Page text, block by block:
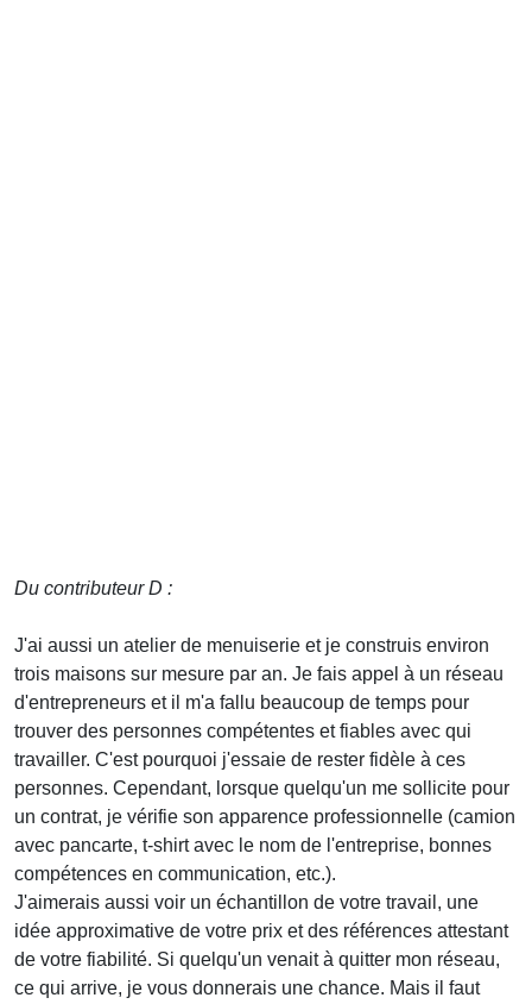
Du contributeur D :
J'ai aussi un atelier de menuiserie et je construis environ
trois maisons sur mesure par an. Je fais appel à un réseau
d'entrepreneurs et il m'a fallu beaucoup de temps pour
trouver des personnes compétentes et fiables avec qui
travailler. C'est pourquoi j'essaie de rester fidèle à ces
personnes. Cependant, lorsque quelqu'un me sollicite pour
un contrat, je vérifie son apparence professionnelle (camion
avec pancarte, t-shirt avec le nom de l'entreprise, bonnes
compétences en communication, etc.).
J'aimerais aussi voir un échantillon de votre travail, une
idée approximative de votre prix et des références attestant
de votre fiabilité. Si quelqu'un venait à quitter mon réseau,
ce qui arrive, je vous donnerais une chance. Mais il faut